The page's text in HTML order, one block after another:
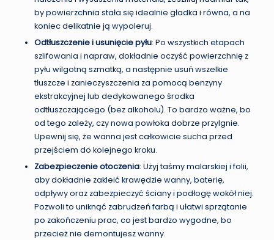
by powierzchnia stała się idealnie gładka i równa, a na
koniec delikatnie ją wypoleruj.
Odtłuszczenie i usunięcie pyłu: Po wszystkich etapach
szlifowania i napraw, dokładnie oczyść powierzchnię z
pyłu wilgotną szmatką, a następnie usuń wszelkie
tłuszcze i zanieczyszczenia za pomocą benzyny
ekstrakcyjnej lub dedykowanego środka
odtłuszczającego (bez alkoholu). To bardzo ważne, bo
od tego zależy, czy nowa powłoka dobrze przylgnie.
Upewnij się, że wanna jest całkowicie sucha przed
przejściem do kolejnego kroku.
Zabezpieczenie otoczenia: Użyj taśmy malarskiej i folii,
aby dokładnie zakleić krawędzie wanny, baterię,
odpływy oraz zabezpieczyć ściany i podłogę wokół niej.
Pozwoli to uniknąć zabrudzeń farbą i ułatwi sprzątanie
po zakończeniu prac, co jest bardzo wygodne, bo
przecież nie demontujesz wanny.